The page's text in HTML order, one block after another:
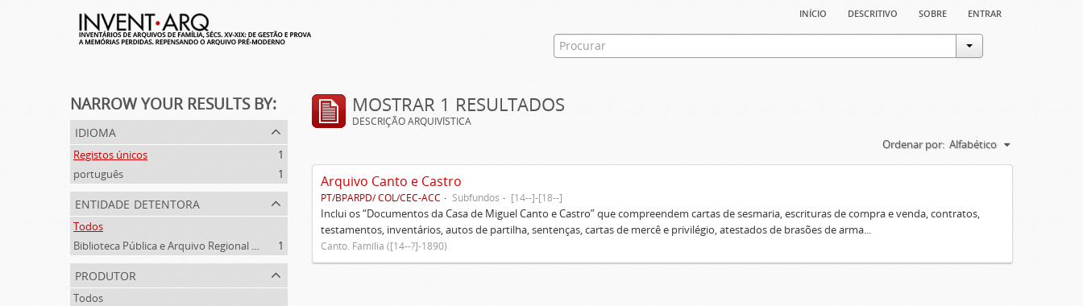
início descritivo sobre entrar
NARROW YOUR RESULTS BY:
idioma
Registos únicos
1
português
1
entidade detentora
Todos
Biblioteca Pública e Arquivo Regional de Ponta Delgada
1
produtor
Todos
MOSTRAR 1 RESULTADOS
DESCRIÇÃO ARQUIVÍSTICA
Ordenar por: Alfabético
Arquivo Canto e Castro
PT/BPARPD/ COL/CEC-ACC Subfundos [14--]-[18--]
Inclui os “Documentos da Casa de Miguel Canto e Castro” que compreendem cartas de sesmaria, escrituras de compra e venda, contratos,
testamentos, inventários, autos de partilha, sentenças, cartas de mercê e privilégio, atestados de brasões de arma...
Canto. Família ([14--?]-1890)